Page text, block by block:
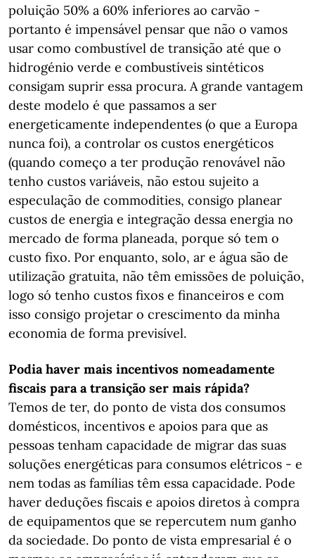
poluição 50% a 60% inferiores ao carvão -
portanto é impensável pensar que não o vamos
usar como combustível de transição até que o
hidrogénio verde e combustíveis sintéticos
consigam suprir essa procura. A grande vantagem
deste modelo é que passamos a ser
energeticamente independentes (o que a Europa
nunca foi), a controlar os custos energéticos
(quando começo a ter produção renovável não
tenho custos variáveis, não estou sujeito a
especulação de commodities, consigo planear
custos de energia e integração dessa energia no
mercado de forma planeada, porque só tem o
custo fixo. Por enquanto, solo, ar e água são de
utilização gratuita, não têm emissões de poluição,
logo só tenho custos fixos e financeiros e com
isso consigo projetar o crescimento da minha
economia de forma previsível.
Podia haver mais incentivos nomeadamente
fiscais para a transição ser mais rápida?
Temos de ter, do ponto de vista dos consumos
domésticos, incentivos e apoios para que as
pessoas tenham capacidade de migrar das suas
soluções energéticas para consumos elétricos - e
nem todas as famílias têm essa capacidade. Pode
haver deduções fiscais e apoios diretos à compra
de equipamentos que se repercutem num ganho
da sociedade. Do ponto de vista empresarial é o